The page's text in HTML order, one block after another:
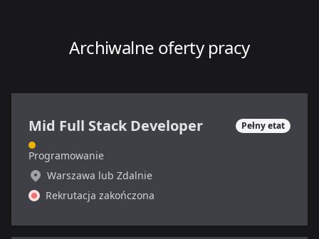
Archiwalne oferty pracy
Mid Full Stack Developer Pełny etat
Programowanie
Warszawa lub Zdalnie
Rekrutacja zakończona